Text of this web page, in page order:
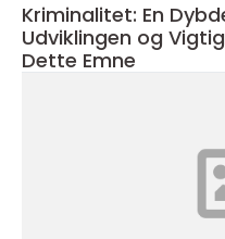
Kriminalitet: En
Udviklingen og
Dette Emne